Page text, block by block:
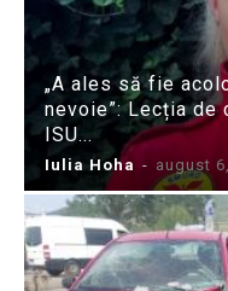
„A ales să fie
nevoie”: Lecția de
ISU...
Iulia Hoha - august